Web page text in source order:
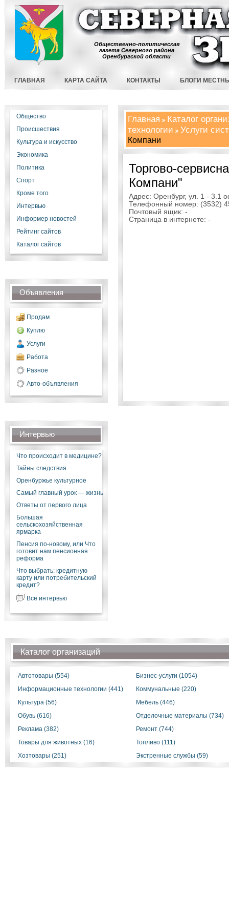
Общественно-политическая
газета Северного района
Оренбургской области
ГЛАВНАЯ КАРТА САЙТА КОНТАКТЫ БЛОГИ
Общество
Происшествия
Культура и искусство
Экономика
Политика
Спорт
Кроме того
Интервью
Информер новостей
Рейтинг сайтов
Каталог сайтов
Объявления
Продам
Куплю
Услуги
Работа
Разное
Авто-объявления
Интервью
Что происходит в медицине?
Тайны следствия
Оренбуржье культурное
Самый главный урок — жизнь
Ответы от первого лица
Большая
сельскохозяйственная
ярмарка
Пенсия по-новому, или Что
готовит нам пенсионная
реформа
Что выбрать: кредитную
карту или потребительский
кредит?
Все интервью
Главная
Каталог
технологии
Услуги
Компани
Торгово-
Компани"
Адрес: Оренбург, ул. 1 - 3.1
Телефонный номер: (3532)
Почтовый ящик: -
Страница в интернете: -
Каталог организаций
Автотовары (554)
Бизнес-услуги (1054)
Информационные технологии (441)
Коммунальные (220)
Культура (56)
Мебель (446)
Обувь (616)
Отделочные материалы (734)
Реклама (382)
Ремонт (744)
Товары для животных (16)
Топливо (111)
Хозтовары (251)
Экстренные службы (59)